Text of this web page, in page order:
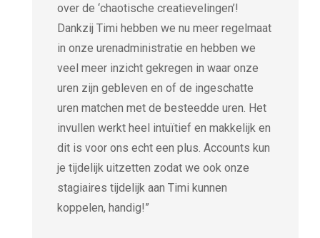
over de ‘chaotische creatievelingen’!
Dankzij Timi hebben we nu meer regelmaat
in onze urenadministratie en hebben we
veel meer inzicht gekregen in waar onze
uren zijn gebleven en of de ingeschatte
uren matchen met de besteedde uren. Het
invullen werkt heel intuïtief en makkelijk en
dit is voor ons echt een plus. Accounts kun
je tijdelijk uitzetten zodat we ook onze
stagiaires tijdelijk aan Timi kunnen
koppelen, handig!”